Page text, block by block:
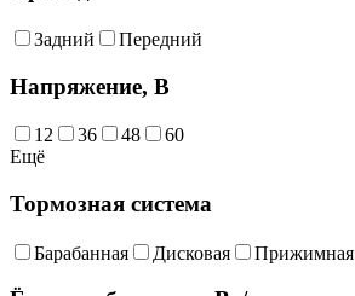
Задний Передний
Напряжение, В
12 36 48
60
Ещё
Тормозная система
Барабанная Дисковая Прижимная